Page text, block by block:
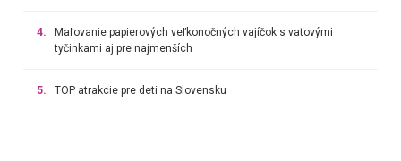
4.
Maľovanie papierových veľkonočných vajíčok s vatovými
tyčinkami aj pre najmenších
5. TOP atrakcie pre deti na Slovensku